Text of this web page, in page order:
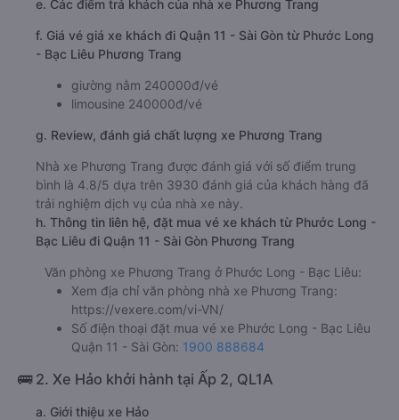
e. Các điểm trả khách của nhà xe Phương Trang
f. Giá vé giá xe khách đi Quận 11 - Sài Gòn từ Phước Long
- Bạc Liêu Phương Trang
giường nằm 240000đ/vé
limousine 240000đ/vé
g. Review, đánh giá chất lượng xe Phương Trang
Nhà xe Phương Trang được đánh giá với số điểm trung
bình là 4.8/5 dựa trên 3930 đánh giá của khách hàng đã
trải nghiệm dịch vụ của nhà xe này.
h. Thông tin liên hệ, đặt mua vé xe khách từ Phước Long -
Bạc Liêu đi Quận 11 - Sài Gòn Phương Trang
Văn phòng xe Phương Trang ở Phước Long - Bạc Liêu:
Xem địa chỉ văn phòng nhà xe Phương Trang:
https://vexere.com/vi-VN/
Số điện thoại đặt mua vé xe Phước Long - Bạc Liêu
Quận 11 - Sài Gòn: 1900 888684
🚌 2. Xe Hảo khởi hành tại Ấp 2, QL1A
a. Giới thiệu xe Hảo